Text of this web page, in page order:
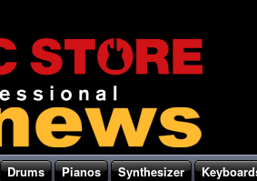
Drums Pianos Synthesizer